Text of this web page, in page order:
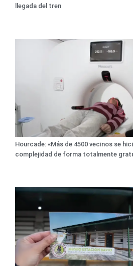
llegada del tren
Hourcade: «Más de 4500 vecinos se
complejidad de forma totalmente